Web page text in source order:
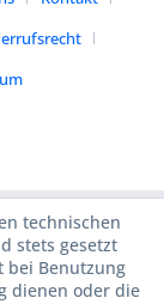
technischen
stets gesetzt
bei Benutzung
dienen oder die